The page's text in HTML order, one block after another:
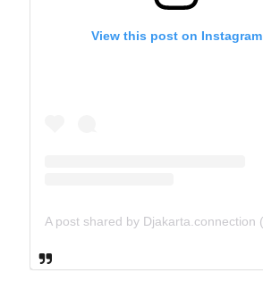
View this post on Instagram